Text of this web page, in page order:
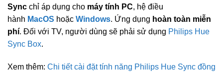
Sync chỉ áp dụng cho máy tính PC, hệ điều
hành MacOS hoặc Windows. Ứng dụng hoàn toàn miễn
phí. Đối với TV, người dùng sẽ phải sử dụng Philips Hue
Sync Box.
Xem thêm: Chi tiết cài đặt tính năng Philips Hue Sync đồng